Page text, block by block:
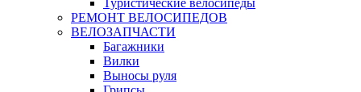
РЕМОНТ ВЕЛОСИПЕДОВ
ВЕЛОЗАПЧАСТИ
Багажники
Вилки
Выносы руля